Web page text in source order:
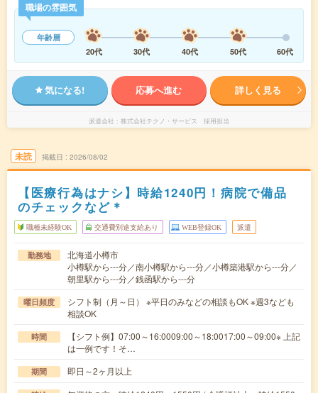
職場の雰囲気
年齢層
20代
30代 40代 50代 60代
気になる! 応募へ進む 詳しく見る
派遣会社 株式会社テクノ・サービス 採用担当
未読 掲載日 2026/08/02
【医療行為はナシ】時給1240円！病院で備品
のチェックなど＊
職種未経験OK 交通費別途支給あり WEB登録OK 派遣
勤務地
北海道小樽市
小樽駅から---分／南小樽駅から---分／小樽築港駅から---分／
朝里駅から---分／銭函駅から---分
曜日頻度
シフト制（月～日） ※平日のみなどの相談もOK ※週3なども
相談OK
時間
【シフト例】07:00～16:0009:00～18:0017:00～09:00※ 上記
は一例です！そ…
期間 即日～2ヶ月以上